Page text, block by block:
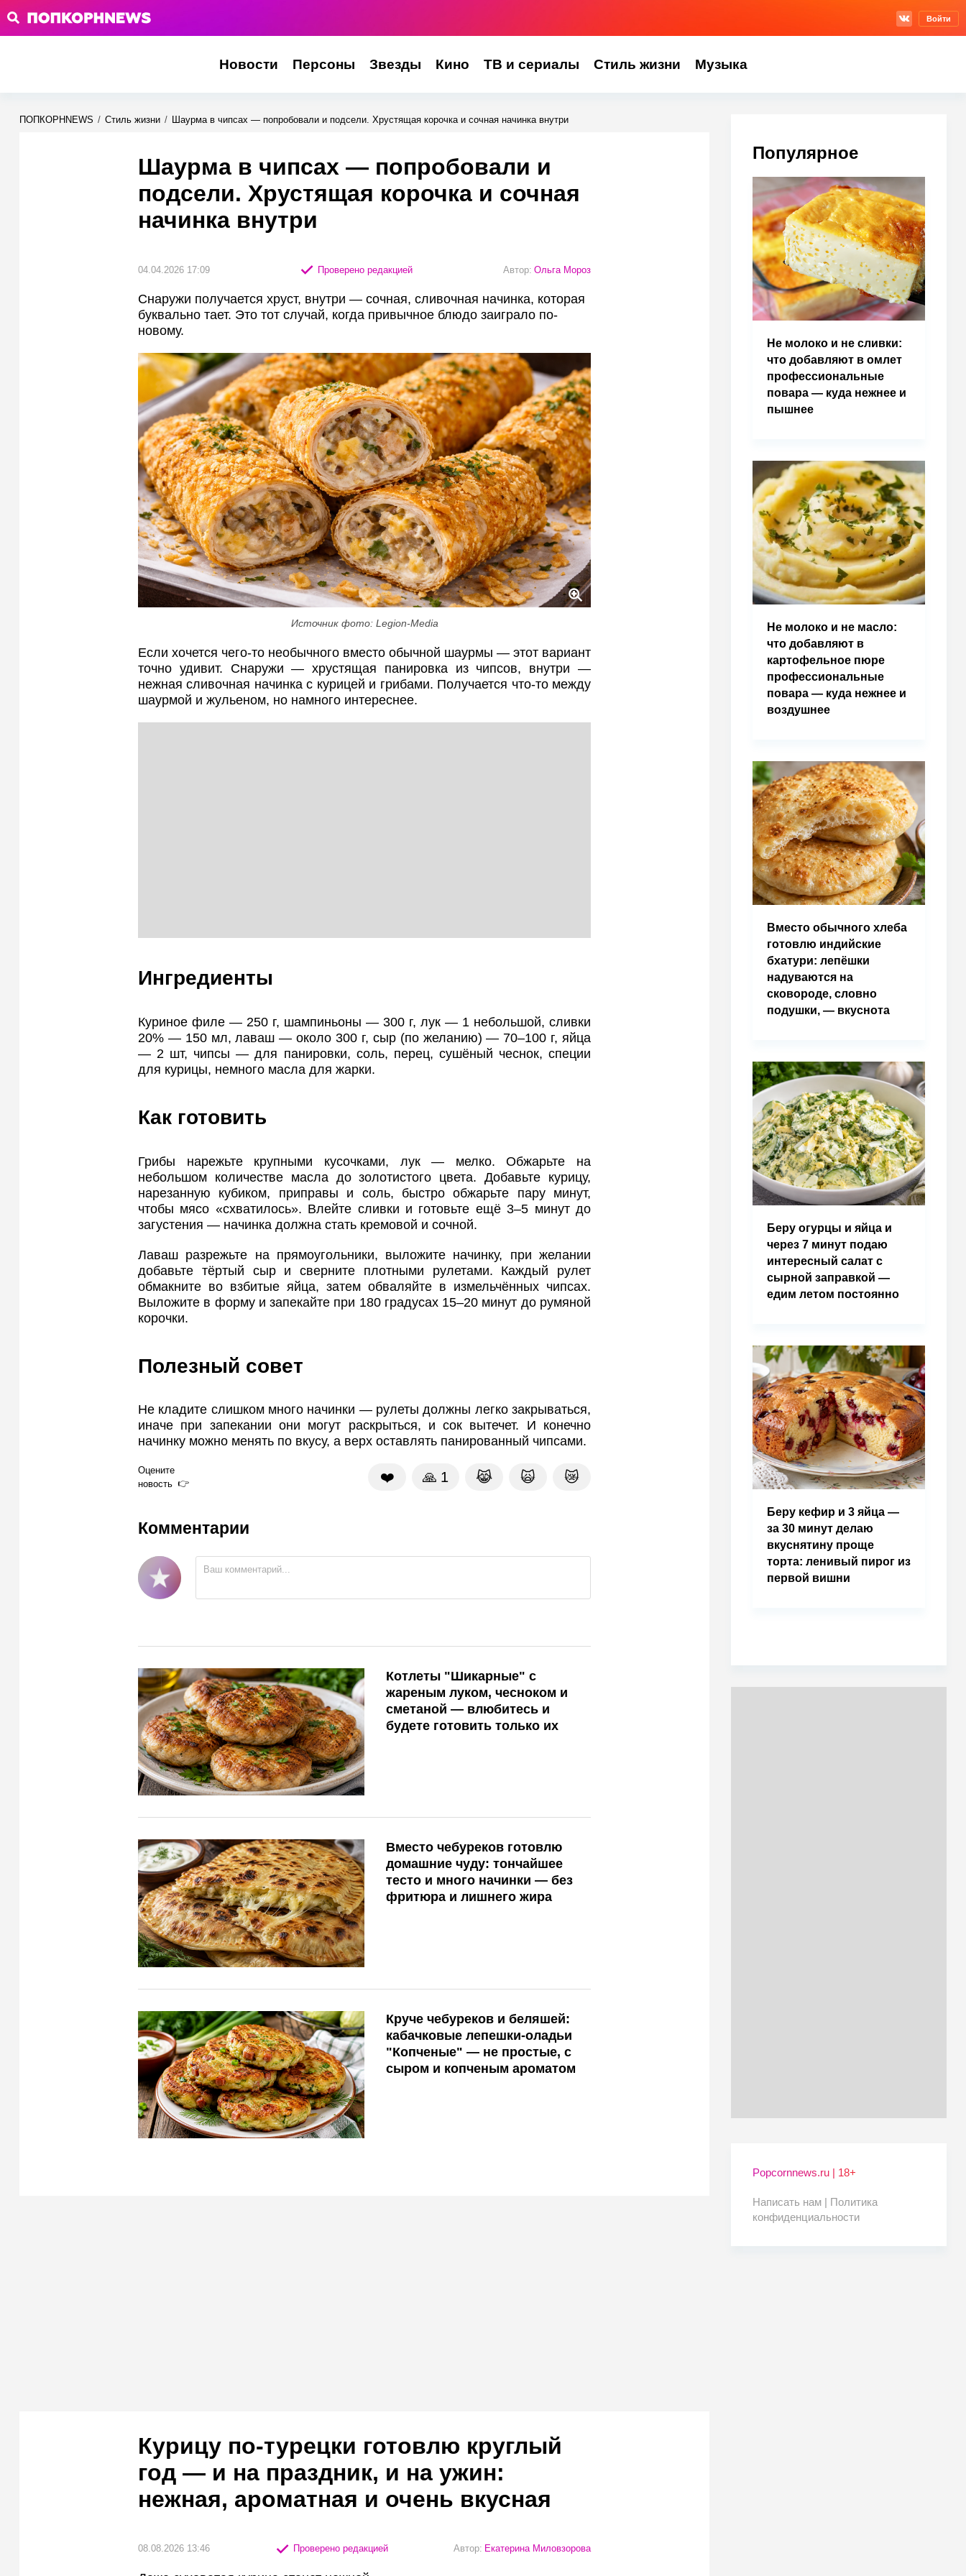
Войти
Новости Персоны Звезды Кино ТВ и сериалы Стиль жизни Музыка
ПОПКОРНNEWS / Стиль жизни / Шаурма в чипсах — попробовали и подсели. Хрустящая корочка и сочная начинка внутри
Шаурма в чипсах — попробовали и
подсели. Хрустящая корочка и сочная
начинка внутри
04.04.2026 17:09 Проверено редакцией Автор: Ольга Мороз
Снаружи получается хруст, внутри — сочная, сливочная начинка, которая
буквально тает. Это тот случай, когда привычное блюдо заиграло по-
новому.
Источник фото: Legion-Media
Если хочется чего-то необычного вместо обычной шаурмы — этот вариант
точно удивит. Снаружи — хрустящая панировка из чипсов, внутри —
нежная сливочная начинка с курицей и грибами. Получается что-то между
шаурмой и жульеном, но намного интереснее.
Ингредиенты
Куриное филе — 250 г, шампиньоны — 300 г, лук — 1 небольшой, сливки
20% — 150 мл, лаваш — около 300 г, сыр (по желанию) — 70–100 г, яйца
— 2 шт, чипсы — для панировки, соль, перец, сушёный чеснок, специи
для курицы, немного масла для жарки.
Как готовить
Грибы нарежьте крупными кусочками, лук — мелко. Обжарьте на
небольшом количестве масла до золотистого цвета. Добавьте курицу,
нарезанную кубиком, приправы и соль, быстро обжарьте пару минут,
чтобы мясо «схватилось». Влейте сливки и готовьте ещё 3–5 минут до
загустения — начинка должна стать кремовой и сочной.
Лаваш разрежьте на прямоугольники, выложите начинку, при желании
добавьте тёртый сыр и сверните плотными рулетами. Каждый рулет
обмакните во взбитые яйца, затем обваляйте в измельчённых чипсах.
Выложите в форму и запекайте при 180 градусах 15–20 минут до румяной
корочки.
Полезный совет
Не кладите слишком много начинки — рулеты должны легко закрываться,
иначе при запекании они могут раскрыться, и сок вытечет. И конечно
начинку можно менять по вкусу, а верх оставлять панированный чипсами.
Оцените
новость
❤️ 🙏 1 😹 🙀 😿
Комментарии
Котлеты "Шикарные" с
жареным луком, чесноком и
сметаной — влюбитесь и
будете готовить только их
Вместо чебуреков готовлю
домашние чуду: тончайшее
тесто и много начинки — без
фритюра и лишнего жира
Круче чебуреков и беляшей:
кабачковые лепешки-оладьи
"Копченые" — не простые, с
сыром и копченым ароматом
Курицу по-турецки готовлю круглый
год — и на праздник, и на ужин:
нежная, ароматная и очень вкусная
08.08.2026 13:46 Проверено редакцией Автор: Екатерина Миловзорова
Популярное
Не молоко и не сливки:
что добавляют в омлет
профессиональные
повара — куда нежнее и
пышнее
Не молоко и не масло:
что добавляют в
картофельное пюре
профессиональные
повара — куда нежнее и
воздушнее
Вместо обычного хлеба
готовлю индийские
бхатури: лепёшки
надуваются на
сковороде, словно
подушки, — вкуснота
Беру огурцы и яйца и
через 7 минут подаю
интересный салат с
сырной заправкой —
едим летом постоянно
Беру кефир и 3 яйца —
за 30 минут делаю
вкуснятину проще
торта: ленивый пирог из
первой вишни
Popcornnews.ru | 18+
Написать нам | Политика
конфиденциальности